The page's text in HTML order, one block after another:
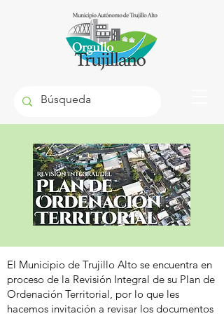
El Municipio de Trujillo Alto se encuentra en
proceso de la Revisión Integral de su Plan de
Ordenación Territorial, por lo que les
hacemos invitación a revisar los documentos